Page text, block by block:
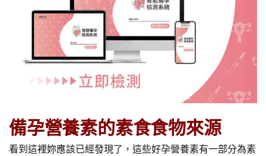
備孕營養素的素食食物來源
看到這裡妳應該已經發現了，這些好孕營養素有一部分為素